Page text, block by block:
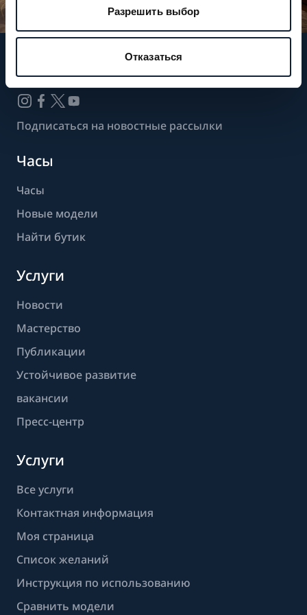
Разрешить выбор
Отказаться
Следите за нашими новостями
Подписаться на новостные рассылки
Часы
Часы
Новые модели
Найти бутик
Услуги
Новости
Мастерство
Публикации
Устойчивое развитие
вакансии
Пресс-центр
Услуги
Все услуги
Контактная информация
Моя страница
Список желаний
Инструкция по использованию
Сравнить модели